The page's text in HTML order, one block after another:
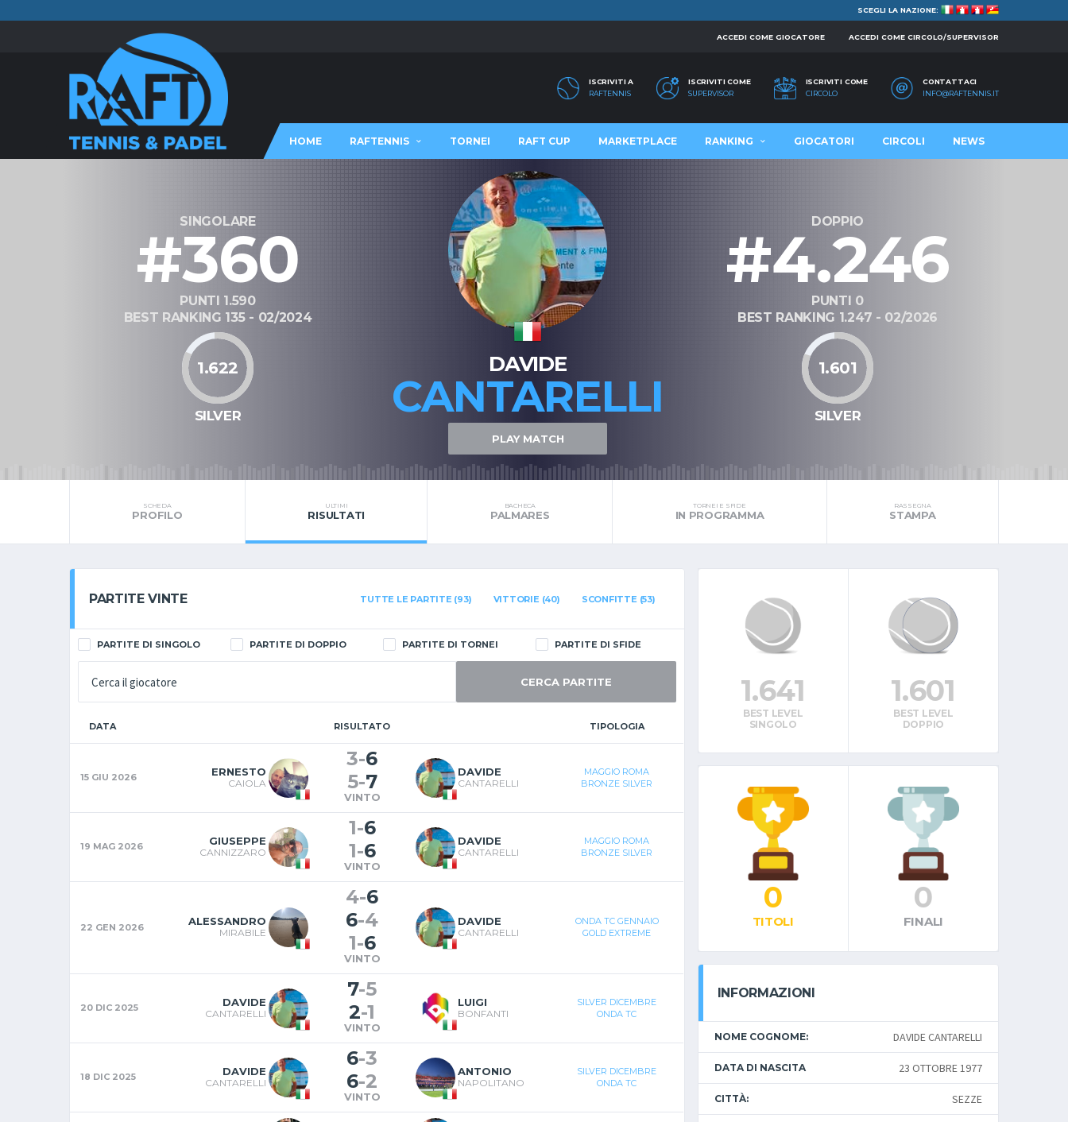
SCEGLI LA NAZIONE:
ACCEDI COME GIOCATORE ACCEDI COME CIRCOLO/SUPERVISOR
ISCRIVITI A
RAFTENNIS
ISCRIVITI COME
SUPERVISOR
ISCRIVITI COME
CIRCOLO
CONTATTACI
INFO@RAFTENNIS.IT
HOME RAFTENNIS TORNEI RAFT CUP MARKETPLACE RANKING GIOCATORI CIRCOLI NEWS
SINGOLARE
#360
PUNTI 1.590
BEST RANKING 135 - 02/2024
1.622
SILVER
DAVIDE
CANTARELLI
PLAY MATCH
DOPPIO
#4.246
PUNTI 0
BEST RANKING 1.247 - 02/2026
1.601
SILVER
SCHEDA
PROFILO
ULTIMI
RISULTATI
BACHECA
PALMARES
TORNEI E SFIDE
IN PROGRAMMA
RASSEGNA
STAMPA
PARTITE VINTE TUTTE LE PARTITE (93) VITTORIE (40) SCONFITTE (53)
PARTITE DI SINGOLO PARTITE DI DOPPIO PARTITE DI TORNEI PARTITE DI SFIDE
CERCA PARTITE
DATA RISULTATO TIPOLOGIA
15 GIU 2026 ERNESTO
CAIOLA
3-6
5-7
VINTO
DAVIDE
CANTARELLI
MAGGIO ROMA
BRONZE SILVER
19 MAG 2026 GIUSEPPE
CANNIZZARO
1-6
1-6
VINTO
DAVIDE
CANTARELLI
MAGGIO ROMA
BRONZE SILVER
22 GEN 2026 ALESSANDRO
MIRABILE
4-6
6-4
1-6
VINTO
DAVIDE
CANTARELLI
ONDA TC GENNAIO
GOLD EXTREME
20 DIC 2025 DAVIDE
CANTARELLI
7-5
2-1
VINTO
LUIGI
BONFANTI
SILVER DICEMBRE
ONDA TC
18 DIC 2025 DAVIDE
CANTARELLI
6-3
6-2
VINTO
ANTONIO
NAPOLITANO
SILVER DICEMBRE
ONDA TC
1.641
BEST LEVEL
SINGOLO
1.601
BEST LEVEL
DOPPIO
0
TITOLI
0
FINALI
INFORMAZIONI
NOME COGNOME: DAVIDE CANTARELLI
DATA DI NASCITA 23 OTTOBRE 1977
CITTÀ: SEZZE